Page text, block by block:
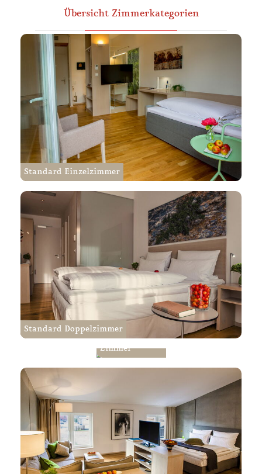
Übersicht Zimmerkategorien
Standard Einzelzimmer
Standard Doppelzimmer
Superior
Zimmer